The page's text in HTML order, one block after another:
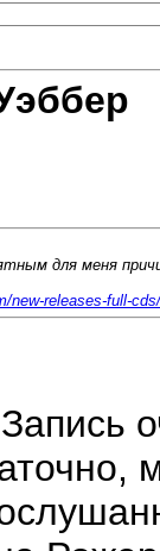
для меня
new-releases-full-